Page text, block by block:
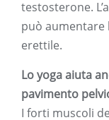
testosterone.
può aumentare
erettile.
Lo yoga aiuta
pavimento
I forti muscoli